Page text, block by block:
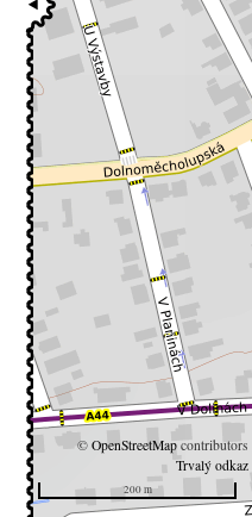
© OpenStreetMap contributors
Trvalý odkaz
200 m